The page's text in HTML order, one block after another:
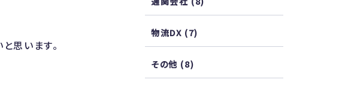
思います。
物流DX (7)
その他 (8)